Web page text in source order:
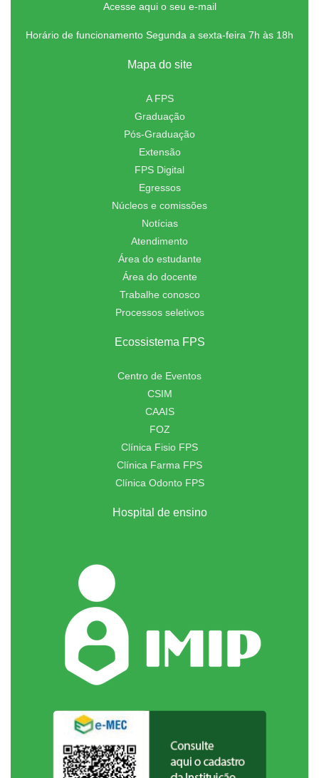
Acesse aqui o seu e-mail
Horário de funcionamento Segunda a sexta-feira 7h às 18h
Mapa do site
A FPS
Graduação
Pós-Graduação
Extensão
FPS Digital
Egressos
Núcleos e comissões
Notícias
Atendimento
Área do estudante
Área do docente
Trabalhe conosco
Processos seletivos
Ecossistema FPS
Centro de Eventos
CSIM
CAAIS
FOZ
Clínica Fisio FPS
Clínica Farma FPS
Clínica Odonto FPS
Hospital de ensino